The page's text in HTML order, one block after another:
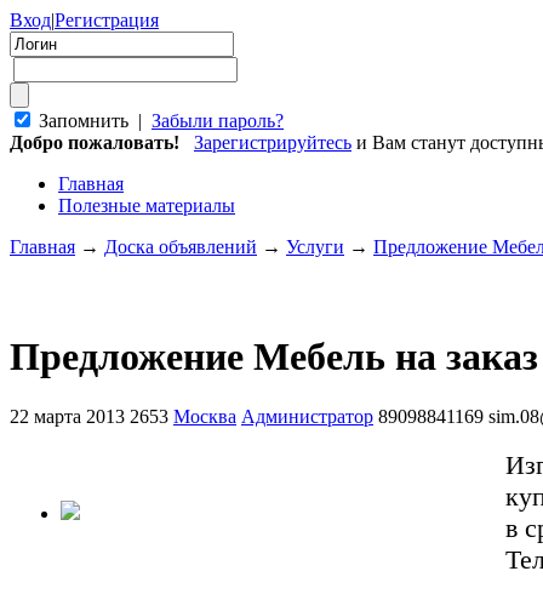
Вход|Регистрация
Запомнить | Забыли пароль?
Добро пожаловать!
Зарегистрируйтесь и Вам станут
Главная
Полезные материалы
Главная → Доска объявлений → Услуги → Предложение
Предложение Мебель на заказ
22 марта 2013 2653 Москва Администратор 89098841169
в